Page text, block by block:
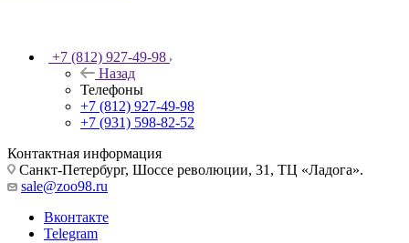
+7 (812) 927-49-98
Назад
Телефоны
+7 (812) 927-49-98
+7 (931) 598-82-52
Контактная информация
Санкт-Петербург, Шоссе революции, 31, ТЦ «Ладога».
sale@zoo98.ru
Вконтакте
Telegram